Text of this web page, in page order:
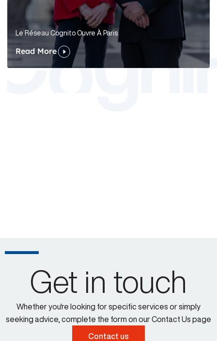
Le Réseau Cognito Ouvre À Paris
Read More
Get in touch
Whether you're looking for specific services or simply
seeking advice, complete the form on our Contact Us page
Contact us